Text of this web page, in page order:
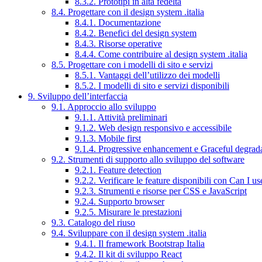
8.4. Progettare con il design system .italia
8.4.1. Documentazione
8.4.2. Benefici del design system
8.4.3. Risorse operative
8.4.4. Come contribuire al design system .italia
8.5. Progettare con i modelli di sito e servizi
8.5.1. Vantaggi dell’utilizzo dei modelli
8.5.2. I modelli di sito e servizi disponibili
9. Sviluppo dell’interfaccia
9.1. Approccio allo sviluppo
9.1.1. Attività preliminari
9.1.2. Web design responsivo e accessibile
9.1.3. Mobile first
9.1.4. Progressive enhancement e Graceful
9.2. Strumenti di supporto allo sviluppo del software
9.2.1. Feature detection
9.2.2. Verificare le feature disponibili con Can I
9.2.3. Strumenti e risorse per CSS e JavaScript
9.2.4. Supporto browser
9.2.5. Misurare le prestazioni
9.3. Catalogo del riuso
9.4. Sviluppare con il design system .italia
9.4.1. Il framework Bootstrap Italia
9.4.2. Il kit di sviluppo React